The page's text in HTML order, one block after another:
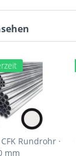
Rundrohr ·
mm